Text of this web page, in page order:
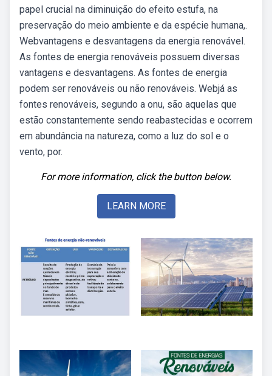
papel crucial na diminuição do efeito estufa, na
preservação do meio ambiente e da espécie humana,.
Webvantagens e desvantagens da energia renovável.
As fontes de energia renováveis possuem diversas
vantagens e desvantagens. As fontes de energia
podem ser renováveis ou não renováveis. Webjá as
fontes renováveis, segundo a onu, são aquelas que
estão constantemente sendo reabastecidas e ocorrem
em abundância na natureza, como a luz do sol e o
vento, por.
For more information, click the button below.
LEARN MORE